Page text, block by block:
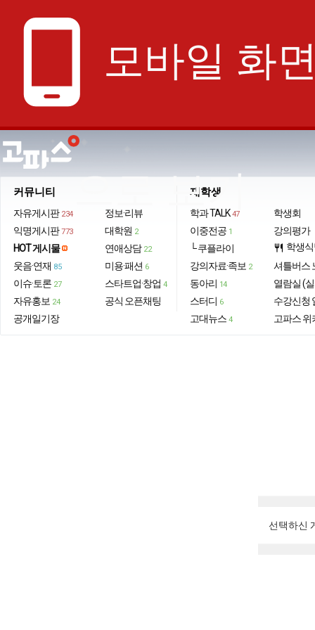
phone_android 모바일 화
으로 보기
커뮤니티
자유게시판 234
익명게시판 773
HOT 게시물
웃음·연재 85
이슈·토론 27
자유홍보 24
공개일기장
정보·리뷰
대학원 2
연애상담 22
미용·패션 6
스타트업·창업 4
공식 오픈채팅
재학생
학과 TALK 47
이중전공 1
└ 쿠플라이
강의자료·족보 2
동아리 14
스터디 6
고대뉴스 4
학생회
강의평가
restaurant 학생
셔틀버스
열람실 (
수강신청
고파스 위
선택하신